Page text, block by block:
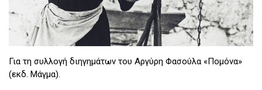
Για τη συλλογή διηγημάτων του Αργύρη Φασούλα «Πομόνα»
(εκδ. Μάγμα).